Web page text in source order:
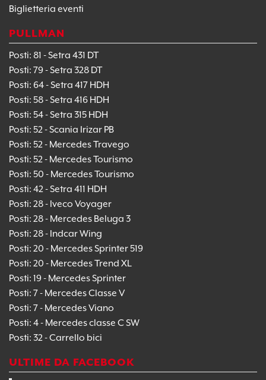
Biglietteria eventi
PULLMAN
Posti: 81 - Setra 431 DT
Posti: 79 - Setra 328 DT
Posti: 64 - Setra 417 HDH
Posti: 58 - Setra 416 HDH
Posti: 54 - Setra 315 HDH
Posti: 52 - Scania Irizar PB
Posti: 52 - Mercedes Travego
Posti: 52 - Mercedes Tourismo
Posti: 50 - Mercedes Tourismo
Posti: 42 - Setra 411 HDH
Posti: 28 - Iveco Voyager
Posti: 28 - Mercedes Beluga 3
Posti: 28 - Indcar Wing
Posti: 20 - Mercedes Sprinter 519
Posti: 20 - Mercedes Trend XL
Posti: 19 - Mercedes Sprinter
Posti: 7 - Mercedes Classe V
Posti: 7 - Mercedes Viano
Posti: 4 - Mercedes classe C SW
Posti: 32 - Carrello bici
ULTIME DA FACEBOOK